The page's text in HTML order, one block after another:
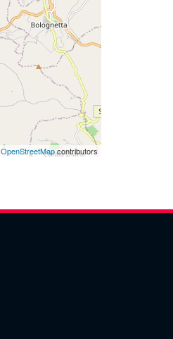
OpenStreetMapcontributors